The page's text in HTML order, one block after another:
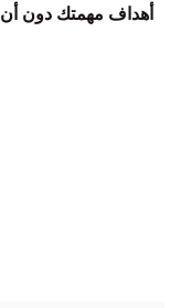
أهداف مهمتك دون